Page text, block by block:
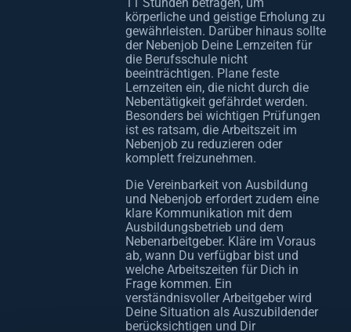
körperliche und geistige Erholung zu
gewährleisten. Darüber hinaus sollte
der Nebenjob Deine Lernzeiten für
die Berufsschule nicht
beeinträchtigen. Plane feste
Lernzeiten ein, die nicht durch die
Nebentätigkeit gefährdet werden.
Besonders bei wichtigen Prüfungen
ist es ratsam, die Arbeitszeit im
Nebenjob zu reduzieren oder
komplett freizunehmen.
Die Vereinbarkeit von Ausbildung
und Nebenjob erfordert zudem eine
klare Kommunikation mit dem
Ausbildungsbetrieb und dem
Nebenarbeitgeber. Kläre im Voraus
ab, wann Du verfügbar bist und
welche Arbeitszeiten für Dich in
Frage kommen. Ein
verständnisvoller Arbeitgeber wird
Deine Situation als Auszubildender
berücksichtigen und Dir